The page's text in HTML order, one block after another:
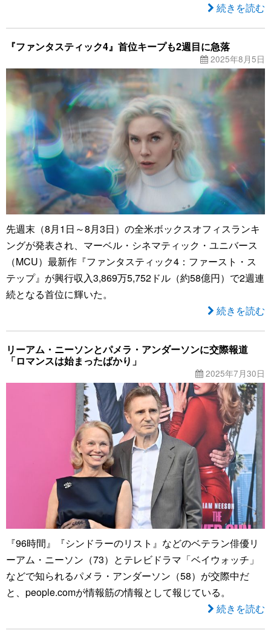
続きを読む
『ファンタスティック4』首位キープも2週目に急落
2025年8月5日
先週末（8月1日～8月3日）の全米ボックスオフィスランキ
ングが発表され、マーベル・シネマティック・ユニバース
（MCU）最新作『ファンタスティック4：ファースト・ス
テップ』が興行収入3,869万5,752ドル（約58億円）で2週連
続となる首位に輝いた。
続きを読む
リーアム・ニーソンとパメラ・アンダーソンに交際報道
「ロマンスは始まったばかり」
2025年7月30日
『96時間』『シンドラーのリスト』などのベテラン俳優リ
ーアム・ニーソン（73）とテレビドラマ「ベイウォッチ」
などで知られるパメラ・アンダーソン（58）が交際中だ
と、people.comが情報筋の情報として報じている。
続きを読む